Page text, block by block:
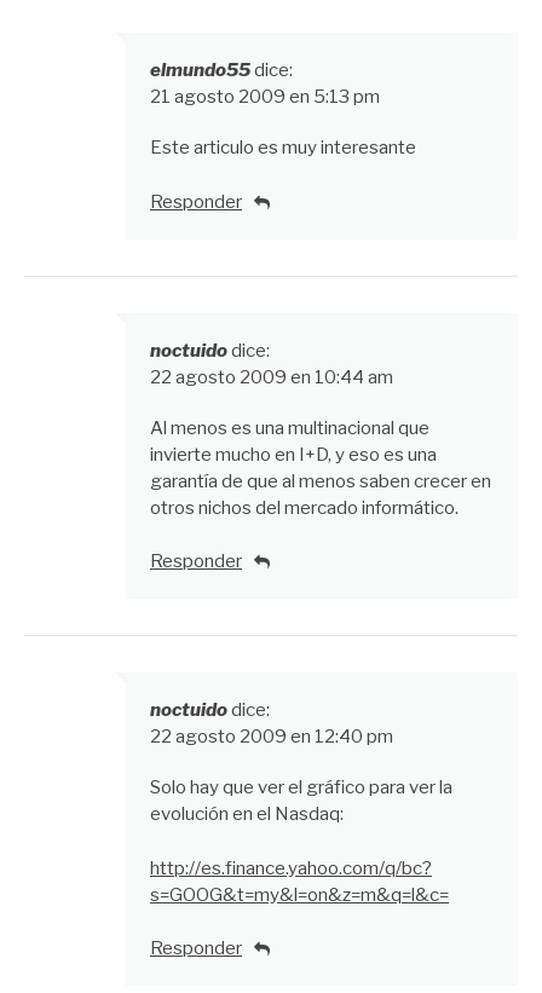
elmundo55dice:
21 agosto 2009 en 5:13 pm
Este articulo es muy interesante
Responder
noctuidodice:
22 agosto 2009 en 10:44 am
Al menos es una multinacional que
invierte mucho en I+D, y eso es una
garantía de que al menos saben crecer en
otros nichos del mercado informático.
Responder
noctuidodice:
22 agosto 2009 en 12:40 pm
Solo hay que ver el gráfico para ver la
evolución en el Nasdaq:
http://es.finance.yahoo.com/q/bc?
s=GOOG&t=my&l=on&z=m&q=l&c=
Responder